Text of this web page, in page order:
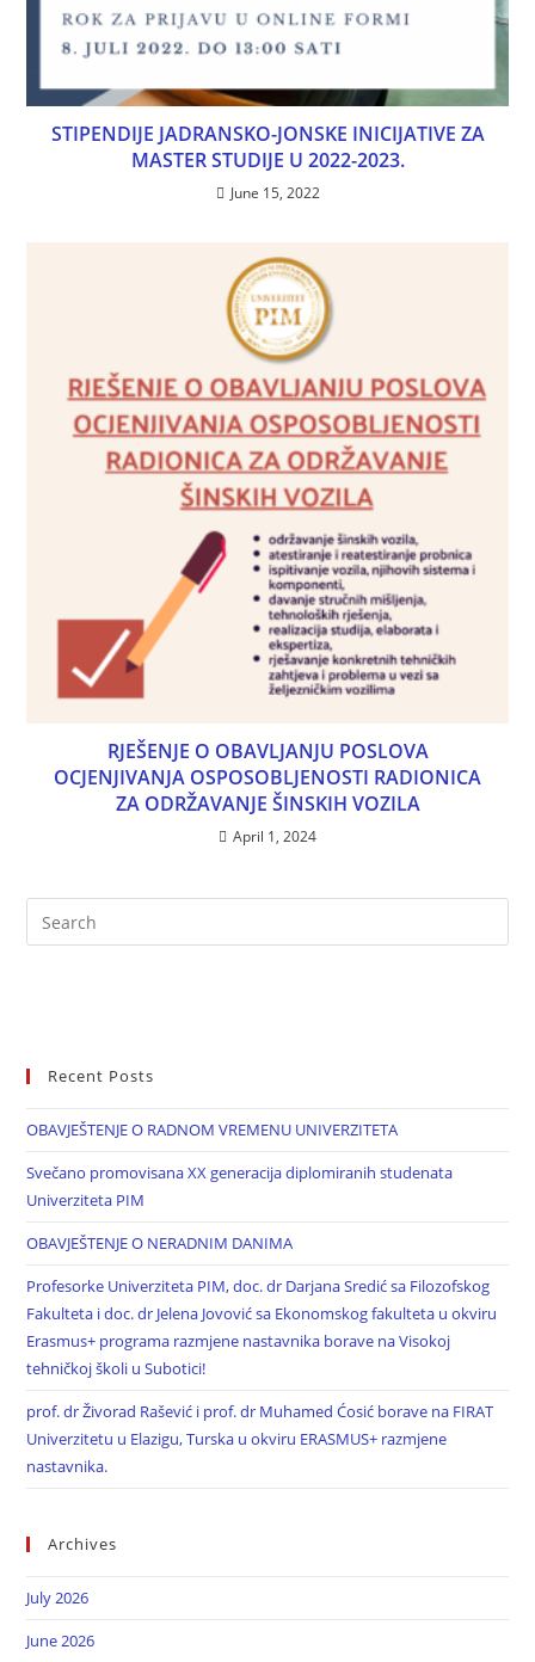
STIPENDIJE JADRANSKO-JONSKE INICIJATIVE ZA
MASTER STUDIJE U 2022-2023.
June 15, 2022
RJEŠENJE O OBAVLJANJU POSLOVA
OCJENJIVANJA OSPOSOBLJENOSTI RADIONICA
ZA ODRŽAVANJE ŠINSKIH VOZILA
April 1, 2024
Recent Posts
OBAVJEŠTENJE O RADNOM VREMENU UNIVERZITETA
Svečano promovisana XX generacija diplomiranih studenata
Univerziteta PIM
OBAVJEŠTENJE O NERADNIM DANIMA
Profesorke Univerziteta PIM, doc. dr Darjana Sredić sa Filozofskog
Fakulteta i doc. dr Jelena Jovović sa Ekonomskog fakulteta u okviru
Erasmus+ programa razmjene nastavnika borave na Visokoj
tehničkoj školi u Subotici!
prof. dr Živorad Rašević i prof. dr Muhamed Ćosić borave na FIRAT
Univerzitetu u Elazigu, Turska u okviru ERASMUS+ razmjene
nastavnika.
Archives
July 2026
June 2026